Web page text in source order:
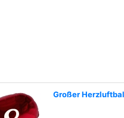
Großer